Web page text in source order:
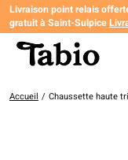
Livraison point relais
gratuit à Saint-Sulpice
Accueil / Chaussette haute